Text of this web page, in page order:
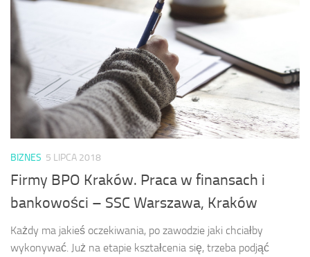
BIZNES 5 LIPCA 2018
Firmy BPO Kraków. Praca w finansach i
bankowości – SSC Warszawa, Kraków
Każdy ma jakieś oczekiwania, po zawodzie jaki chciałby
wykonywać. Już na etapie kształcenia się, trzeba podjąć